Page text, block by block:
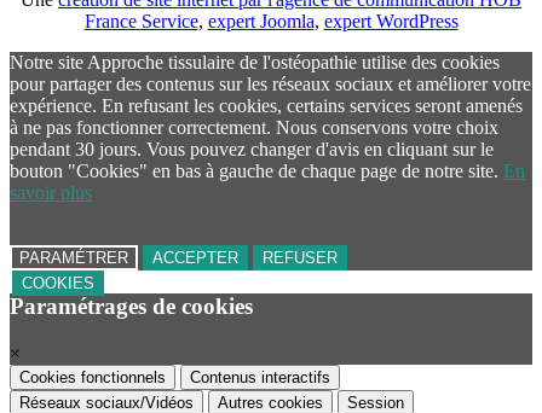
France Service, expert Joomla, expert WordPress
Notre site Approche tissulaire de l'ostéopathie utilise des cookies
pour partager des contenus sur les réseaux sociaux et améliorer votre
expérience. En refusant les cookies, certains services seront amenés
à ne pas fonctionner correctement. Nous conservons votre choix
pendant 30 jours. Vous pouvez changer d'avis en cliquant sur le
bouton "Cookies" en bas à gauche de chaque page de notre site. En
savoir plus
PARAMÉTRER ACCEPTER
REFUSER
COOKIES
Paramétrages de cookies
×
Cookies fonctionnels
Contenus interactifs
Réseaux sociaux/Vidéos
Autres cookies Session